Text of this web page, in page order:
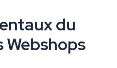
du
Webshops